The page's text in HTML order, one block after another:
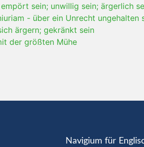
empört sein; unwillig sein; ärgerlich
- über ein Unrecht ungehalten
ärgern; gekränkt sein
der größten Mühe
Navigium für